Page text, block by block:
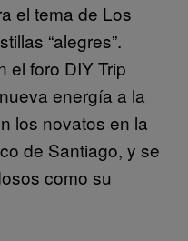
el tema de Los
“alegres”.
el foro DIY Trip
energía a la
los novatos en la
de Santiago, y se
como su